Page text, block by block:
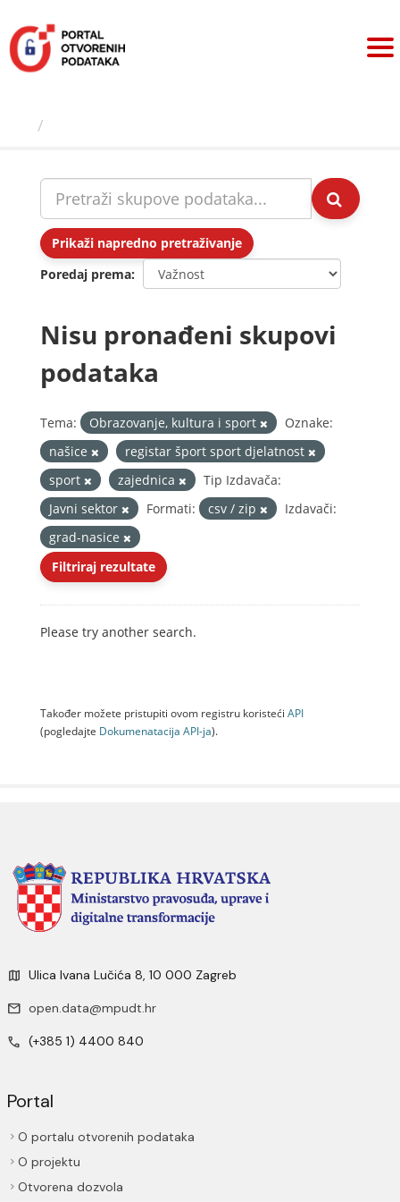
sadržaj
Prikaži napredno pretraživanje
Poredaj prema
Nisu pronađeni skupovi
podataka
Tema: Obrazovanje, kultura i sport
Oznake:
našice
registar šport sport djelatnost
sport
zajednica
Tip Izdavača:
Javni sektor
Formati: csv / zip
Izdavači:
grad-nasice
Filtriraj rezultate
Please try another search.
Također možete pristupiti ovom registru koristeći API
(pogledajte Dokumenаtаcijа API-jа).